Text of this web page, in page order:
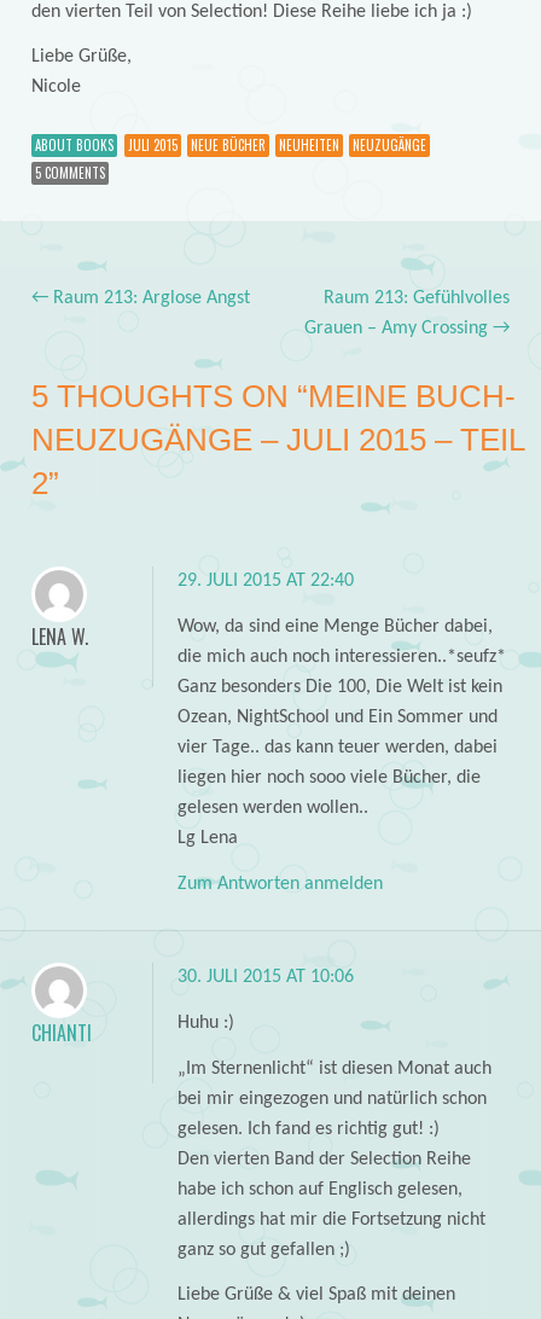
den vierten Teil von Selection! Diese Reihe liebe ich ja :)
Liebe Grüße,
Nicole
ABOUT BOOKS JULI 2015 NEUE BÜCHER NEUHEITEN
NEUZUGÄNGE
5 COMMENTS
Post navigation
←Raum 213: Arglose Angst
Raum 213: Gefühlvolles
Grauen – Amy Crossing→
5 THOUGHTS ON “MEINE BUCH-
NEUZUGÄNGE – JULI 2015 – TEIL
2”
LENA W.
29. JULI 2015 AT 22:40
Wow, da sind eine Menge Bücher dabei,
die mich auch noch interessieren..*seufz*
Ganz besonders Die 100, Die Welt ist kein
Ozean, NightSchool und Ein Sommer und
vier Tage.. das kann teuer werden, dabei
liegen hier noch sooo viele Bücher, die
gelesen werden wollen..
Lg Lena
Zum Antworten anmelden
CHIANTI
30. JULI 2015 AT 10:06
Huhu :)
„Im Sternenlicht“ ist diesen Monat auch
bei mir eingezogen und natürlich schon
gelesen. Ich fand es richtig gut! :)
Den vierten Band der Selection Reihe
habe ich schon auf Englisch gelesen,
allerdings hat mir die Fortsetzung nicht
ganz so gut gefallen ;)
Liebe Grüße & viel Spaß mit deinen